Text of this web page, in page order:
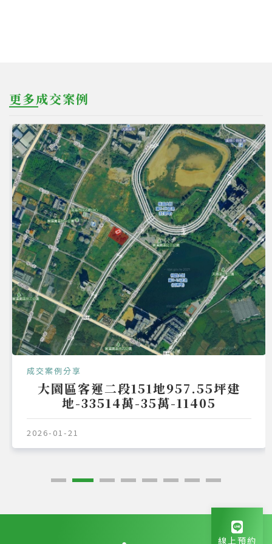
更多成交案例
成交案例分享
大園區客運二段151地957.55坪建
地-33514萬-35萬-11405
2026-01-21
線上預約